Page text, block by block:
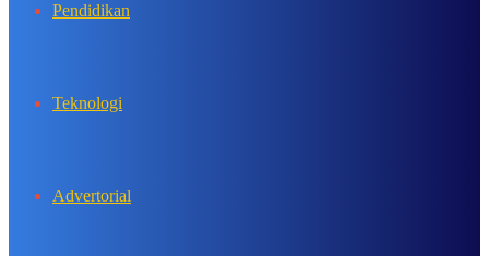
Pendidikan
Teknologi
Advertorial